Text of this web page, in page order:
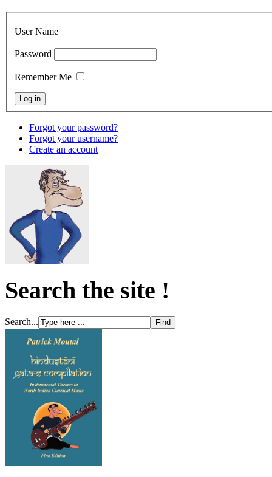
User Name
Password
Remember Me
Forgot your password?
Forgot your username?
Create an account
Search the site !
Search...